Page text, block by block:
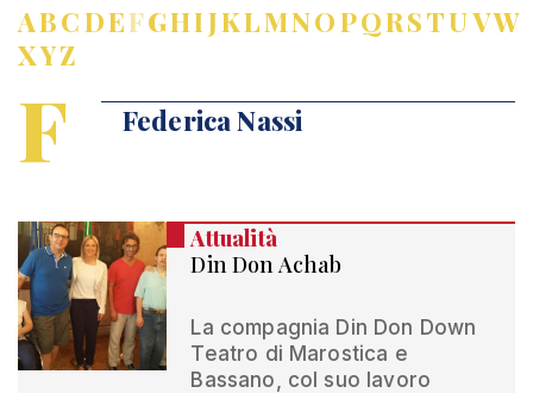
ABCDEFGHIJKLMNOPQRSTUVW
XYZ
F Federica Nassi
Attualità
Din Don Achab
La compagnia Din Don Down
Teatro di Marostica e
Bassano, col suo lavoro